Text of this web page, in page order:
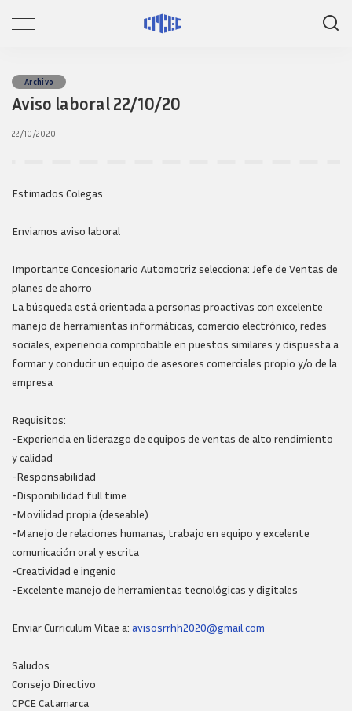
Archivo
Aviso laboral 22/10/20
22/10/2020
Estimados Colegas
Enviamos aviso laboral
Importante Concesionario Automotriz selecciona: Jefe de Ventas de
planes de ahorro
La búsqueda está orientada a personas proactivas con excelente
manejo de herramientas informáticas, comercio electrónico, redes
sociales, experiencia comprobable en puestos similares y dispuesta a
formar y conducir un equipo de asesores comerciales propio y/o de la
empresa
Requisitos:
-Experiencia en liderazgo de equipos de ventas de alto rendimiento
y calidad
-Responsabilidad
-Disponibilidad full time
-Movilidad propia (deseable)
-Manejo de relaciones humanas, trabajo en equipo y excelente
comunicación oral y escrita
-Creatividad e ingenio
-Excelente manejo de herramientas tecnológicas y digitales
Enviar Curriculum Vitae a: avisosrrhh2020@gmail.com
Saludos
Consejo Directivo
CPCE Catamarca